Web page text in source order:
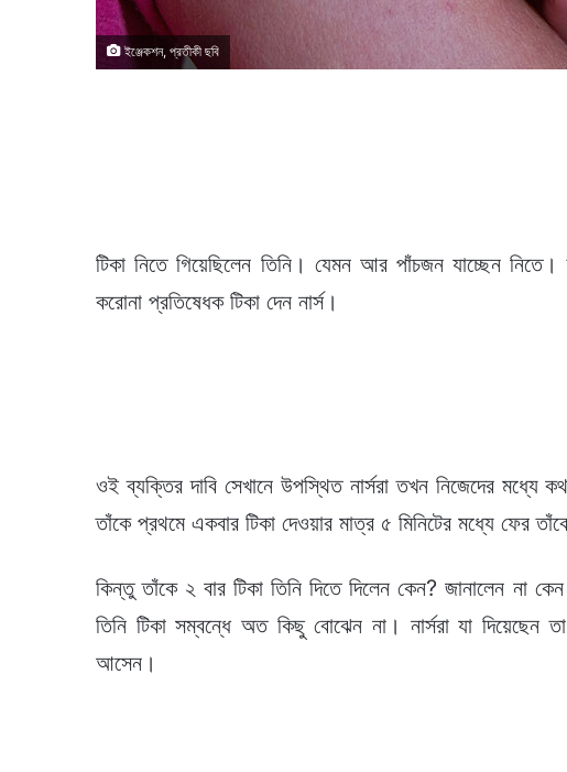
ইঞ্জেকশন, প্রতীকী ছবি
টিকা নিতে গিয়েছিলেন তিনি। যেমন আর পাঁচজন যাচ্ছেন
করোনা প্রতিষেধক টিকা দেন নার্স।
ওই ব্যক্তির দাবি সেখানে উপস্থিত নার্সরা তখন নিজেদের মধ্যে
তাঁকে প্রথমে একবার টিকা দেওয়ার মাত্র ৫ মিনিটের মধ্যে ফের
কিন্তু তাঁকে ২ বার টিকা তিনি দিতে দিলেন কেন? জানালেন না
তিনি টিকা সম্বন্ধে অত কিছু বোঝেন না। নার্সরা যা দিয়েছেন
আসেন।